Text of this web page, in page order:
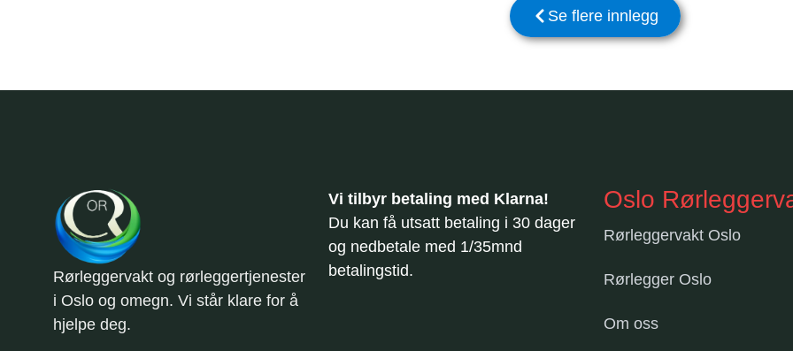
Se flere innlegg
Rørleggervakt og rørleggertjenester
i Oslo og omegn. Vi står klare for å
hjelpe deg.
Vi tilbyr betaling med Klarna!
Du kan få utsatt betaling i 30 dager
og nedbetale med 1/35mnd
betalingstid.
Oslo
Rørleggervakt Oslo
Rørlegger Oslo
Om oss